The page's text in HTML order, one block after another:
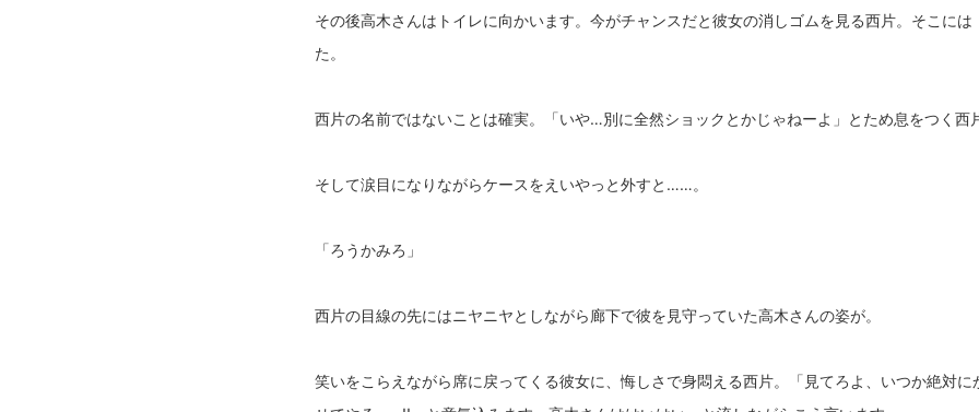
その後高木さんはトイレに向かいます。今がチャンスだと彼女の消しゴムを見る西片。そこには
た。
西片の名前ではないことは確実。「いや…別に全然ショックとかじゃねーよ」とため息をつく西
そして涙目になりながらケースをえいやっと外すと……。
「ろうかみろ」
西片の目線の先にはニヤニヤとしながら廊下で彼を見守っていた高木さんの姿が。
笑いをこらえながら席に戻ってくる彼女に、悔しさで身悶える西片。「見てろよ、いつか絶対に